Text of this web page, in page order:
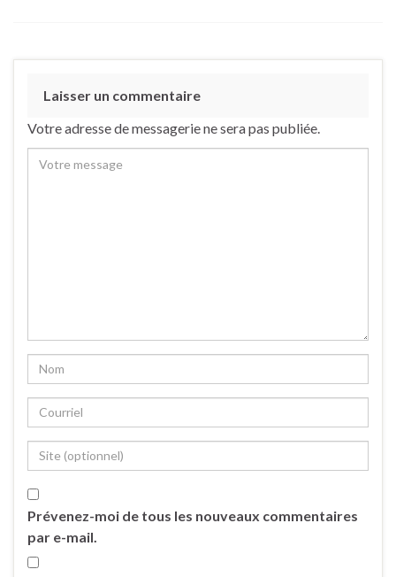
Laisser un commentaire
Votre adresse de messagerie ne sera pas publiée.
Prévenez-moi de tous les nouveaux commentaires
par e-mail.